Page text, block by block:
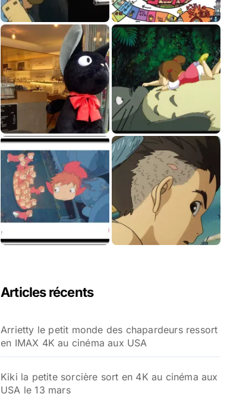
Articles récents
Arrietty le petit monde des chapardeurs ressort
en IMAX 4K au cinéma aux USA
Kiki la petite sorcière sort en 4K au cinéma aux
USA le 13 mars